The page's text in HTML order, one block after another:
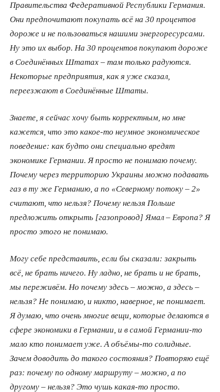
Правительства Федеративной Республики Германия.
Они предпочитают покупать всё на 30 процентов
дороже и не пользоваться нашими энергоресурсами.
Ну это их выбор. На 30 процентов покупают дороже
в Соединённых Штатах – там только радуются.
Некоторые предприятия, как я уже сказал,
переезжают в Соединённые Штаты.
Знаете, я сейчас хочу быть корректным, но мне
кажется, что это какое-то неумное экономическое
поведение: как будто они специально вредят
экономике Германии. Я просто не понимаю почему.
Почему через территорию Украины можно подавать
газ в ту же Германию, а по «Северному потоку – 2»
считают, что нельзя? Почему нельзя Польше
предложить открыть [газопровод] Ямал – Европа? Я
просто этого не понимаю.
Могу себе представить, если бы сказали: закрыть
всё, не брать ничего. Ну ладно, не брать и не брать,
мы переживём. Но почему здесь – можно, а здесь –
нельзя? Не понимаю, и никто, наверное, не понимает.
Я думаю, что очень многие вещи, которые делаются в
сфере экономики в Германии, и в самой Германии-то
мало кто понимает уже. А объёмы-то солидные.
Зачем доводить до такого состояния? Повторяю ещё
раз: почему по одному маршруту – можно, а по
другому – нельзя? Это чушь какая-то просто.